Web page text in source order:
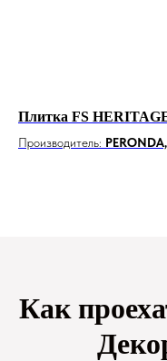
Плитка FS
Производитель:
Как